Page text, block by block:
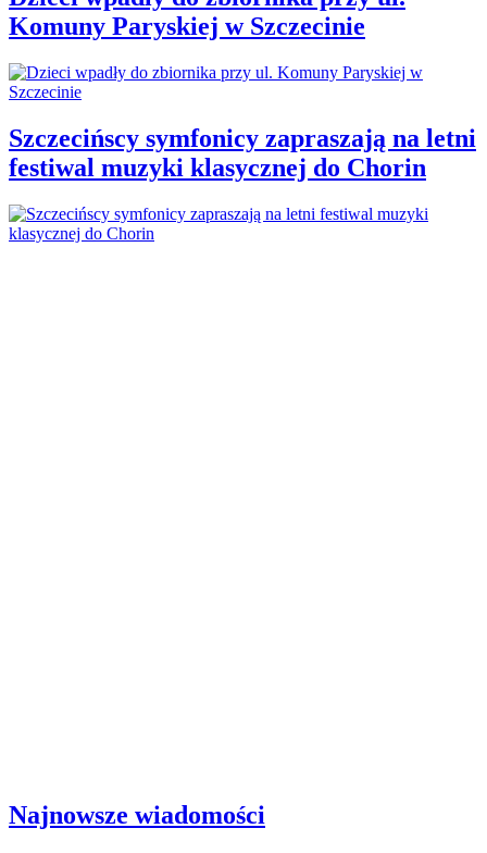
Komuny Paryskiej w Szczecinie
Szczecińscy symfonicy zapraszają na letni
festiwal muzyki klasycznej do Chorin
Najnowsze wiadomości